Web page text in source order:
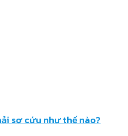
sơ cứu như thế nào?